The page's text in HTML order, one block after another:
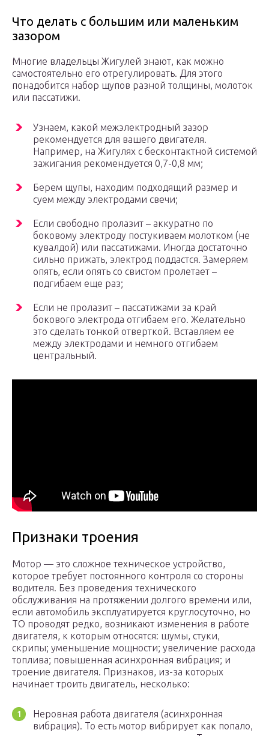
Что делать с большим или маленьким
зазором
Многие владельцы Жигулей знают, как можно
самостоятельно его отрегулировать. Для этого
понадобится набор щупов разной толщины, молоток
или пассатижи.
Узнаем, какой межэлектродный зазор
рекомендуется для вашего двигателя.
Например, на Жигулях с бесконтактной системой
зажигания рекомендуется 0,7-0,8 мм;
Берем щупы, находим подходящий размер и
суем между электродами свечи;
Если свободно пролазит – аккуратно по
боковому электроду постукиваем молотком (не
кувалдой) или пассатижами. Иногда достаточно
сильно прижать, электрод поддастся. Замеряем
опять, если опять со свистом пролетает –
подгибаем еще раз;
Если не пролазит – пассатижами за край
бокового электрода отгибаем его. Желательно
это сделать тонкой отверткой. Вставляем ее
между электродами и немного отгибаем
центральный.
Признаки троения
Мотор — это сложное техническое устройство,
которое требует постоянного контроля со стороны
водителя. Без проведения технического
обслуживания на протяжении долгого времени или,
если автомобиль эксплуатируется круглосуточно, но
ТО проводят редко, возникают изменения в работе
двигателя, к которым относятся: шумы, стуки,
скрипы; уменьшение мощности; увеличение расхода
топлива; повышенная асинхронная вибрация; и
троение двигателя. Признаков, из-за которых
начинает троить двигатель, несколько:
Неровная работа двигателя (асинхронная
вибрация). То есть мотор вибрирует как попало,